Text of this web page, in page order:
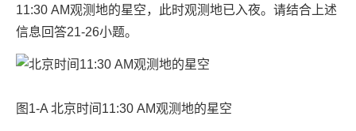
11:30 AM观测地的星空，此时观测地已入夜。请结合上述
信息回答21-26小题。
图1-A 北京时间11:30 AM观测地的星空